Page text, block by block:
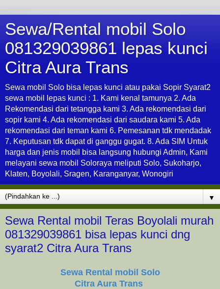
Sewa/Rental mobil Solo
081329039861 lepas kunci
Citra Aura Trans
Sewa mobil Solo bisa lepas kunci atau pakai Sopir Syarat2
sewa mobil lepas kunci : 1. Kami kenal tamunya 2. Ada
Rekomendasi dari tetangga kami 3. Ada rekomendasi dari
sopir kami 4. Ada rekomendasi dari saudara kami 5. Ada
rekomendasi dari teman kami 6. Pemesanan tdk mendadak
7. Keputusan tdk dapat di ganggu gugat. 8. Ada SIM Untuk
harga dan jenis mobil bisa langsung hubungi Admin, Kami
melayani sewa mobil Soloraya meliputi Solo, Sukoharjo,
Klaten, Boyolali, Sragen, Karanganyar, Wonogiri
▼
Sewa Rental mobil Teras Boyolali murah
081329039861 bisa lepas kunci dng
syarat2 Citra Aura Trans
Sewa Rental mobil Solo
Citra Aura Trans